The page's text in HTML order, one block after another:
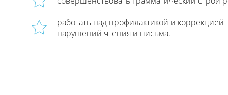
работать над профилактикой и коррекцией
нарушений чтения и письма.